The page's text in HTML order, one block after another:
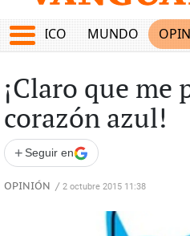
MÉXICO MUNDO
¡Claro que me
corazón azul!
+ Seguir en
OPINIÓN / 2 octubre 2015 11:38